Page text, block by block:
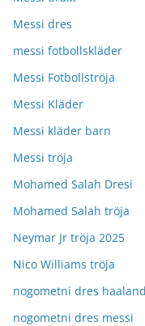
Messi dres
messi fotbollskläder
Messi Fotbollströja
Messi Kläder
Messi kläder barn
Messi tröja
Mohamed Salah Dresi
Mohamed Salah tröja
Neymar Jr tröja 2025
Nico Williams tröja
nogometni dres haaland
nogometni dres messi